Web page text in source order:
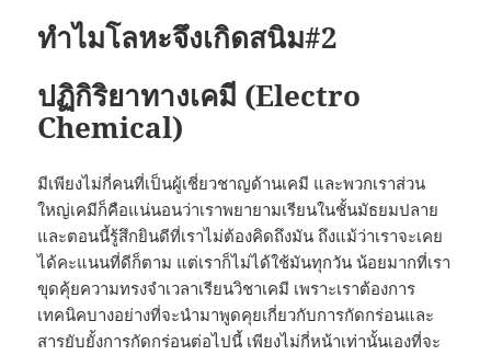
ทำไมโลหะจึงเกิดสนิม#2
ปฏิกิริยาทางเคมี (Electro
Chemical)
มีเพียงไม่กี่คนที่เป็นผู้เชี่ยวชาญด้านเคมี และพวกเราส่วน
ใหญ่เคมีก็คือแน่นอนว่าเราพยายามเรียนในชั้นมัธยมปลาย
และตอนนี้รู้สึกยินดีที่เราไม่ต้องคิดถึงมัน ถึงแม้ว่าเราจะเคย
ได้คะแนนที่ดีก็ตาม แต่เราก็ไม่ได้ใช้มันทุกวัน น้อยมากที่เรา
ขุดคุ้ยความทรงจำเวลาเรียนวิชาเคมี เพราะเราต้องการ
เทคนิคบางอย่างที่จะนำมาพูดคุยเกี่ยวกับการกัดกร่อนและ
สารยับยั้งการกัดกร่อนต่อไปนี้ เพียงไม่กี่หน้าเท่านั้นเองที่จะ